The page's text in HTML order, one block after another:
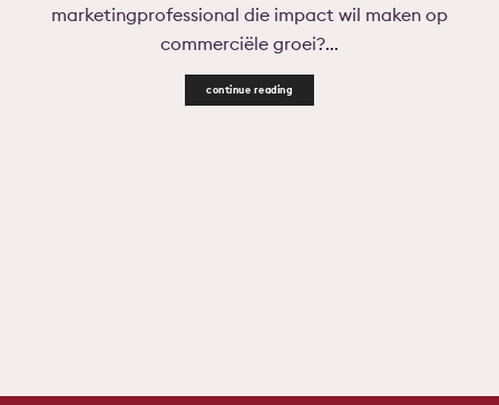
marketingprofessional die impact wil maken op
commerciële groei?...
continue reading